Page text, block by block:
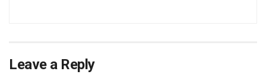
Leave a Reply